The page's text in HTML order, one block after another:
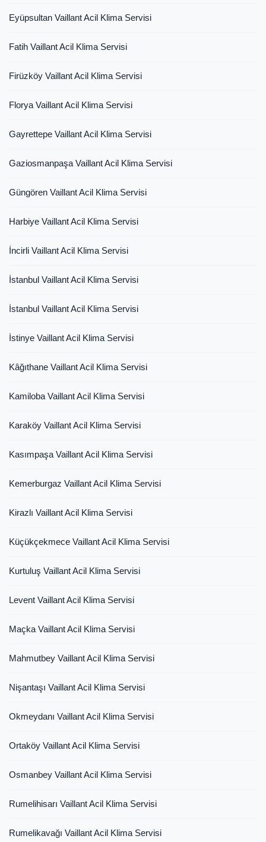
Eyüpsultan Vaillant Acil Klima Servisi
Fatih Vaillant Acil Klima Servisi
Firüzköy Vaillant Acil Klima Servisi
Florya Vaillant Acil Klima Servisi
Gayrettepe Vaillant Acil Klima Servisi
Gaziosmanpaşa Vaillant Acil Klima Servisi
Güngören Vaillant Acil Klima Servisi
Harbiye Vaillant Acil Klima Servisi
İncirli Vaillant Acil Klima Servisi
İstanbul Vaillant Acil Klima Servisi
İstanbul Vaillant Acil Klima Servisi
İstinye Vaillant Acil Klima Servisi
Kâğıthane Vaillant Acil Klima Servisi
Kamiloba Vaillant Acil Klima Servisi
Karaköy Vaillant Acil Klima Servisi
Kasımpaşa Vaillant Acil Klima Servisi
Kemerburgaz Vaillant Acil Klima Servisi
Kirazlı Vaillant Acil Klima Servisi
Küçükçekmece Vaillant Acil Klima Servisi
Kurtuluş Vaillant Acil Klima Servisi
Levent Vaillant Acil Klima Servisi
Maçka Vaillant Acil Klima Servisi
Mahmutbey Vaillant Acil Klima Servisi
Nişantaşı Vaillant Acil Klima Servisi
Okmeydanı Vaillant Acil Klima Servisi
Ortaköy Vaillant Acil Klima Servisi
Osmanbey Vaillant Acil Klima Servisi
Rumelihisarı Vaillant Acil Klima Servisi
Rumelikavağı Vaillant Acil Klima Servisi